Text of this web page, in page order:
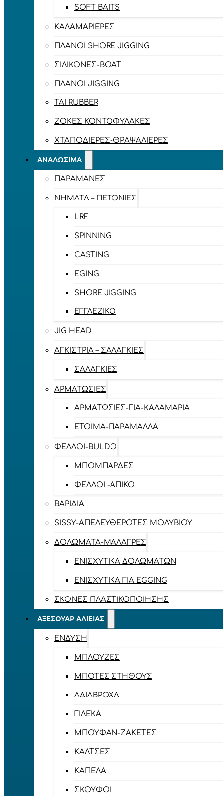
SOFT BAITS
ΚΑΛΑΜΑΡΙΈΡΕΣ
ΠΛΆΝΟΙ SHORE JIGGING
ΣΙΛΙΚΌΝΕΣ-BOAT
ΠΛΆΝΟΙ JIGGING
TAI RUBBER
ΖΌΚΕΣ ΚΟΝΤΟΦΎΛΑΚΕΣ
ΧΤΑΠΟΔΙΈΡΕΣ-ΘΡΑΨΑΛΙΈΡΕΣ
ΑΝΑΛΏΣΙΜΑ
ΠΑΡΑΜΆΝΕΣ
ΝΉΜΑΤΑ – ΠΕΤΟΝΙΈΣ
LRF
SPINNING
CASTING
EGING
SHORE JIGGING
ΕΓΓΛΈΖΙΚΟ
JIG HEAD
ΑΓΚΊΣΤΡΙΑ – ΣΑΛΑΓΚΙΈΣ
ΣΑΛΑΓΚΙΈΣ
ΑΡΜΑΤΩΣΙΈΣ
ΑΡΜΑΤΩΣΙΈΣ-ΓΙΑ-ΚΑΛΑΜΆΡΙΑ
ΈΤΟΙΜΑ-ΠΑΡΆΜΑΛΛΑ
ΦΕΛΛΟΊ-BULDO
ΜΠΟΜΠΆΡΔΕΣ
ΦΕΛΛΟΊ -ΑΠΊΚΟ
ΒΑΡΊΔΙΑ
SISSY-ΑΠΕΛΕΥΘΕΡΟΤΈΣ ΜΟΛΥΒΙΟΎ
ΔΟΛΏΜΑΤΑ-ΜΑΛΆΓΡΕΣ
ΕΝΙΣΧΥΤΙΚΆ ΔΟΛΩΜΆΤΩΝ
ΕΝΙΣΧΥΤΙΚΆ ΓΙΑ EGGING
ΣΚΌΝΕΣ ΠΛΑΣΤΙΚΟΠΟΊΗΣΗΣ
ΑΞΕΣΟΥΆΡ ΑΛΙΕΊΑΣ
ΈΝΔΥΣΗ
ΜΠΛΟΎΖΕΣ
ΜΠΌΤΕΣ ΣΤΉΘΟΥΣ
ΑΔΙΆΒΡΟΧΑ
ΓΙΛΈΚΑ
ΜΠΟΥΦΆΝ-ΖΑΚΈΤΕΣ
ΚΆΛΤΣΕΣ
ΚΑΠΈΛΑ
ΣΚΟΎΦΟΙ